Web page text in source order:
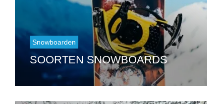
Snowboarden
SOORTEN SNOWBOARDS